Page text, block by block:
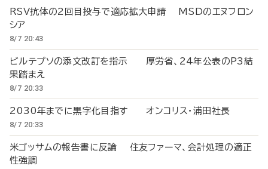
RSV抗体の2回目投与で適応拡大申請 MSDのエヌフロン
シア
8/7 20:43
ビルテプソの添文改訂を指示 厚労省、24年公表のP3結
果踏まえ
8/7 20:33
2030年までに黒字化目指す オンコリス・浦田社長
8/7 20:33
米ゴッサムの報告書に反論 住友ファーマ、会計処理の適正
性強調